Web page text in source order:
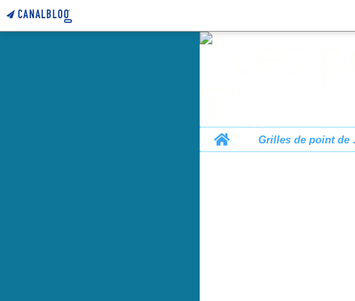
Home